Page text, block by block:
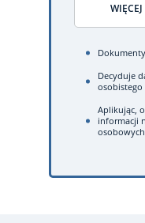
Decyduje
Aplikując,
informacji